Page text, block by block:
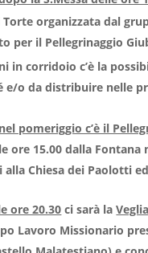
Torte organizzata dal
per il Pellegrinaggio
in corridoio c’è la
e/o da distribuire nelle
pomeriggio c’è il
ore 15.00 dalla
Chiesa dei Paolotti
ore 20.30 ci sarà la
Lavoro Missionario